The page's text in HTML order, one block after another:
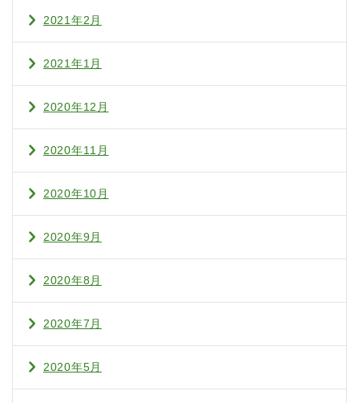
2021年2月
2021年1月
2020年12月
2020年11月
2020年10月
2020年9月
2020年8月
2020年7月
2020年5月